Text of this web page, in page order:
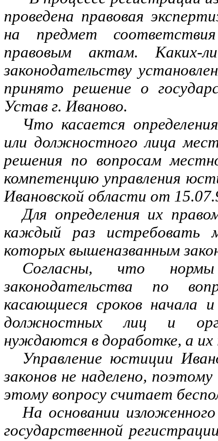
проведена правовая
на предмет
правовым актам. Каких-
законодательству
принято решение о
Устав г. Иваново.
Что касается
или должностного лица
решения по вопросам
компетенцию управления
Ивановской области от
Для определения их
каждый раз истребовать
которых вышеназванным
Согласны, что
законодательства по
касающиеся сроков начала
должностных лиц и
нуждаются в доработке, а их
Управление юстиции
законов не наделено,
этому вопросу считает
На основании
государственной